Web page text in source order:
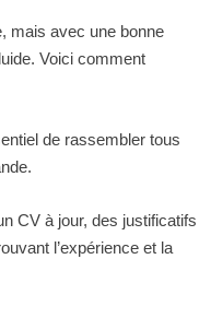
mais avec une bonne
Voici comment
de rassembler tous
CV à jour, des justificatifs
l’expérience et la